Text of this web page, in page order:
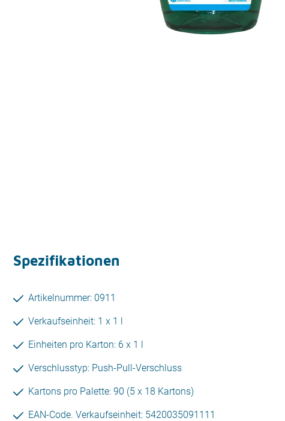
Spezifikationen
Artikelnummer: 0911
Verkaufseinheit: 1 x 1 l
Einheiten pro Karton: 6 x 1 l
Verschlusstyp: Push-Pull-Verschluss
Kartons pro Palette: 90 (5 x 18 Kartons)
EAN-Code. Verkaufseinheit: 5420035091111